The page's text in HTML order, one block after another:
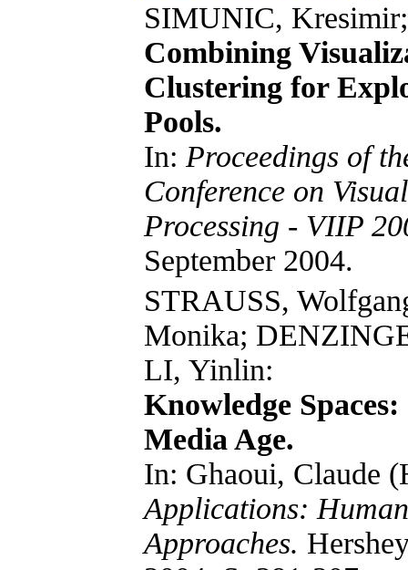
SIMUNIC,
Combining
Clustering for
Pools.
In: Proceedings of
Conference on
Processing - VIIP
September 2004.
STRAUSS,
Monika;
LI, Yinlin:
Knowledge
Media Age.
In: Ghaoui, Claude
Applications:
Approaches.